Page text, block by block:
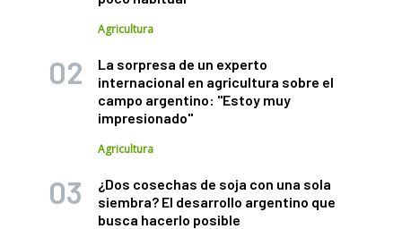
Agricultura
La sorpresa de un experto
internacional en agricultura sobre el
campo argentino: "Estoy muy
impresionado"
Agricultura
¿Dos cosechas de soja con una sola
siembra? El desarrollo argentino que
busca hacerlo posible